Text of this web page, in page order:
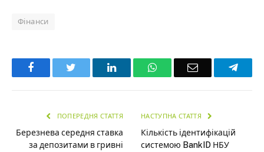
Фінанси
Facebook LinkedInWhatsAppEmail
ПОПЕРЕДНЯ СТАТТЯ
Березнева середня ставка
за депозитами в гривні
НАСТУПНА СТАТТЯ
Кількість ідентифікацій
системою BankID НБУ